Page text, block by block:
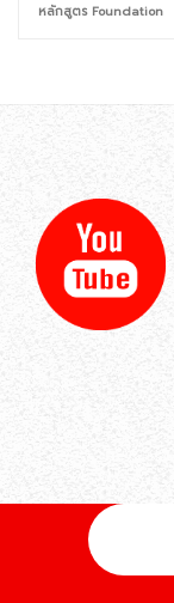
หลักสูตร Foundation